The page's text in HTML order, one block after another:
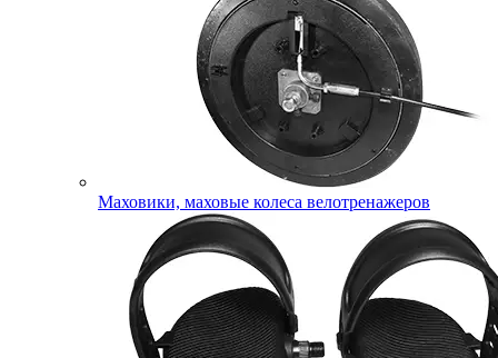
Маховики, маховые колеса велотренажеров